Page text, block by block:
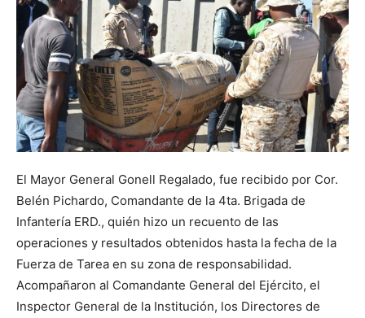
El Mayor General Gonell Regalado, fue recibido por Cor.
Belén Pichardo, Comandante de la 4ta. Brigada de
Infantería ERD., quién hizo un recuento de las
operaciones y resultados obtenidos hasta la fecha de la
Fuerza de Tarea en su zona de responsabilidad.
Acompañaron al Comandante General del Ejército, el
Inspector General de la Institución, los Directores de